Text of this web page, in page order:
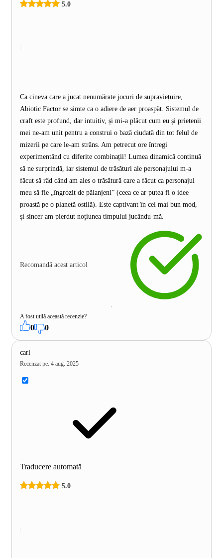
5.0
Ca cineva care a jucat nenumărate jocuri de supraviețuire,
Abiotic Factor se simte ca o adiere de aer proaspăt. Sistemul de
craft este profund, dar intuitiv, și mi-a plăcut cum eu și prietenii
mei ne-am unit pentru a construi o bază ciudată din tot felul de
mizerii pe care le-am strâns. Am petrecut ore întregi
experimentând cu diferite combinații! Lumea dinamică continuă
să ne surprindă, iar sistemul de trăsături ale personajului m-a
făcut să râd când am ales o trăsătură care a făcut ca personajul
meu să fie „îngrozit de păianjeni” (ceea ce ar putea fi o idee
proastă pe o planetă ostilă). Este captivant în cel mai bun mod,
și sincer am pierdut noțiunea timpului jucându-mă.
Recomandă acest articol
A fost utilă această recenzie?
0 0
carl
Recenzat pe: 4 aug. 2025
Traducere automată
5.0